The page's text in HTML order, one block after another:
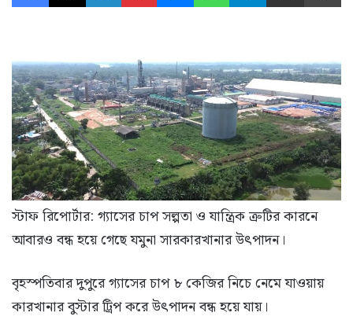
স্টাফ রিপোর্টার: গ্যাসের চাপ সল্পতা ও যান্ত্রিক ত্রুটির কারনে
আবারও বন্ধ হয়ে গেছে যমুনা সারকারখানার উৎপাদন।
বৃহস্পতিবার দুপুরে গ্যাসের চাপ ৮ কেজির নিচে নেমে যাওয়ায়
কারখানার বুস্টার ট্রিপ করে উৎপাদন বন্ধ হয়ে যায়।